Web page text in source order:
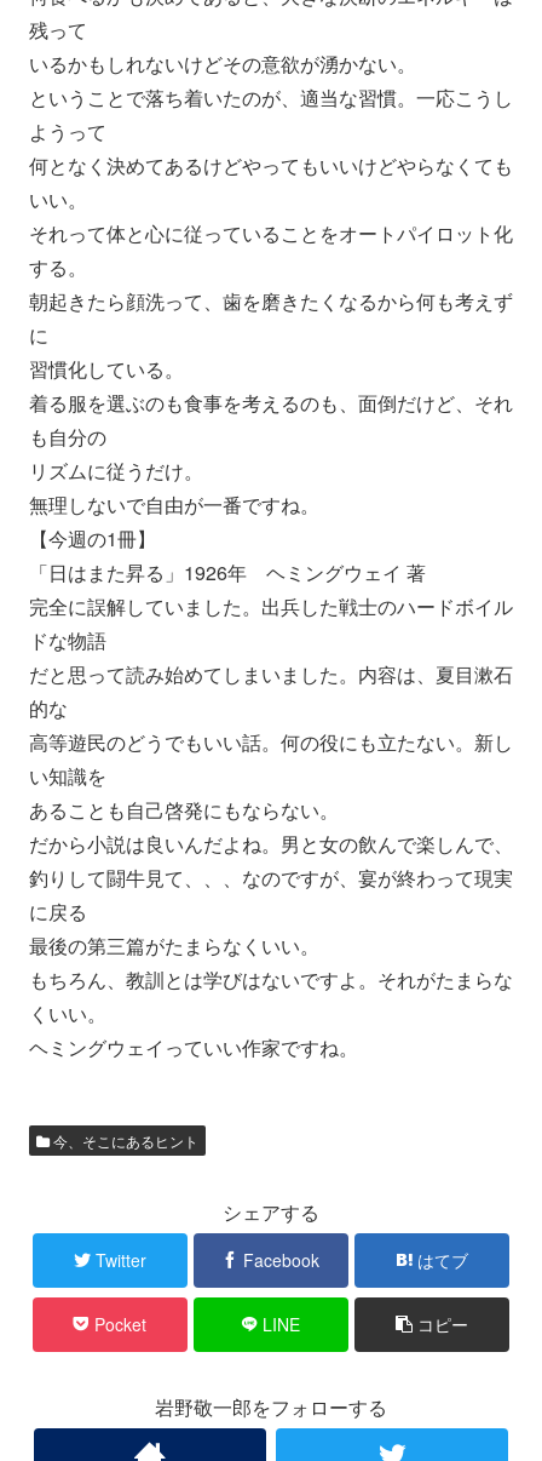
残って
いるかもしれないけどその意欲が湧かない。
ということで落ち着いたのが、適当な習慣。一応こうし
ようって
何となく決めてあるけどやってもいいけどやらなくても
いい。
それって体と心に従っていることをオートパイロット化
する。
朝起きたら顔洗って、歯を磨きたくなるから何も考えず
に
習慣化している。
着る服を選ぶのも食事を考えるのも、面倒だけど、それ
も自分の
リズムに従うだけ。
無理しないで自由が一番ですね。
【今週の1冊】
「日はまた昇る」1926年 ヘミングウェイ 著
完全に誤解していました。出兵した戦士のハードボイル
ドな物語
だと思って読み始めてしまいました。内容は、夏目漱石
的な
高等遊民のどうでもいい話。何の役にも立たない。新し
い知識を
あることも自己啓発にもならない。
だから小説は良いんだよね。男と女の飲んで楽しんで、
釣りして闘牛見て、、、なのですが、宴が終わって現実
に戻る
最後の第三篇がたまらなくいい。
もちろん、教訓とは学びはないですよ。それがたまらな
くいい。
ヘミングウェイっていい作家ですね。
今、そこにあるヒント
シェアする
Twitter Facebook はてブ
Pocket LINE コピー
岩野敬一郎をフォローする